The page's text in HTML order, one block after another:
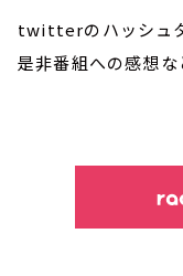
twitterのハッシュ
是非番組への感想な